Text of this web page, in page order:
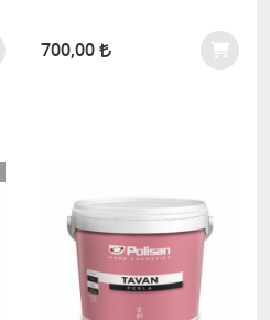
700,00